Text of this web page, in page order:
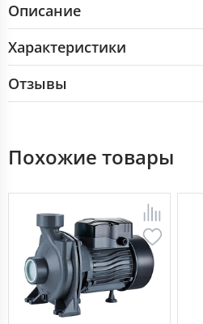
Описание
Характеристики
Отзывы
Похожие товары